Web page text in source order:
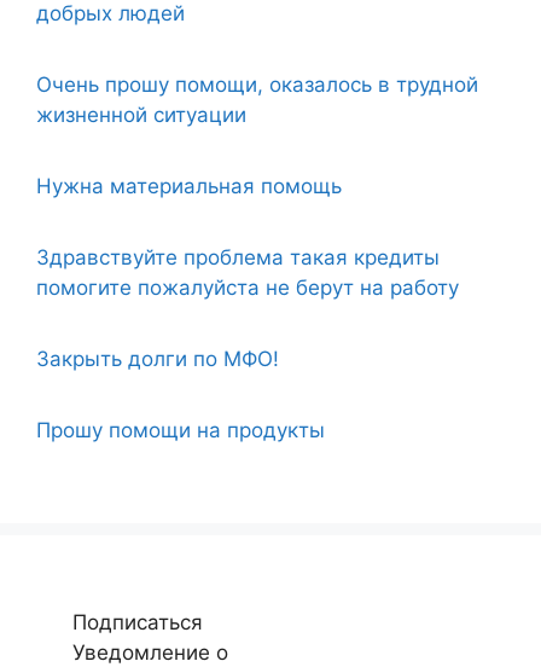
добрых людей
Очень прошу помощи, оказалось в трудной
жизненной ситуации
Нужна материальная помощь
Здравствуйте проблема такая кредиты
помогите пожалуйста не берут на работу
Закрыть долги по МФО!
Прошу помощи на продукты
Подписаться
Уведомление о